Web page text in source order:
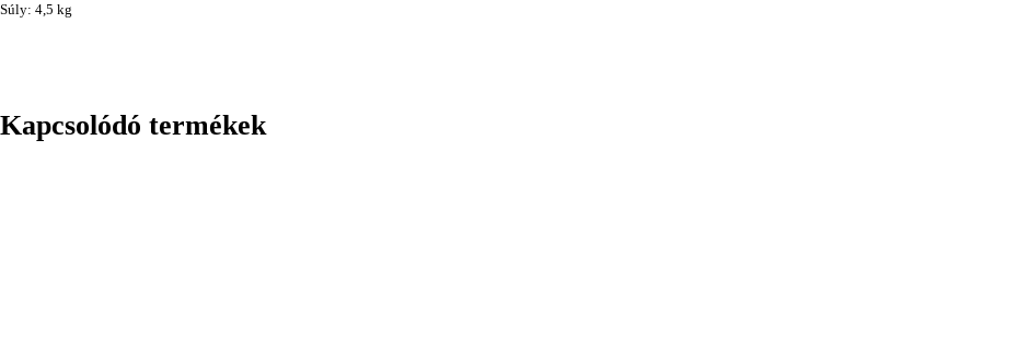
Súly: 4,5 kg
Kapcsolódó termékek